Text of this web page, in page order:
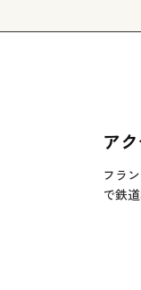
ア
フラ
で鉄